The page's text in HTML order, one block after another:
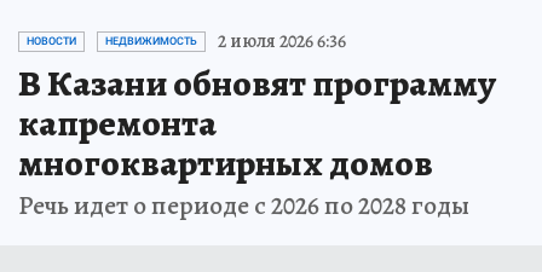
НОВОСТИ НЕДВИЖИМОСТЬ 2 июля 2026 6:36
В Казани обновят программу
капремонта
многоквартирных домов
Речь идет о периоде с 2026 по 2028 годы